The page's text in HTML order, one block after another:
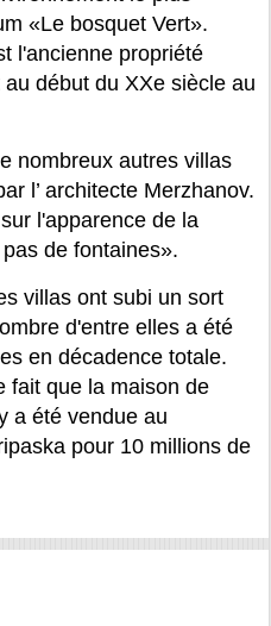
«Le bosquet Vert».
l'ancienne propriété
début du XXe siècle au
nombreux autres villas
l’ architecte Merzhanov.
l'apparence de la
de fontaines».
villas ont subi un sort
d'entre elles a été
en décadence totale.
fait que la maison de
a été vendue au
pour 10 millions de